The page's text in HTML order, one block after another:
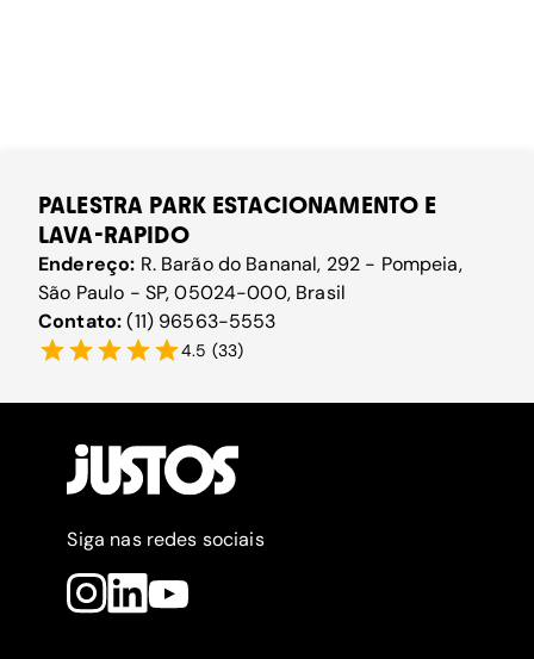
PALESTRA PARK ESTACIONAMENTO E
LAVA-RAPIDO
Endereço: R. Barão do Bananal, 292 - Pompeia,
São Paulo - SP, 05024-000, Brasil
Contato:(11) 96563-5553
4.5 (33)
Siga nas redes sociais